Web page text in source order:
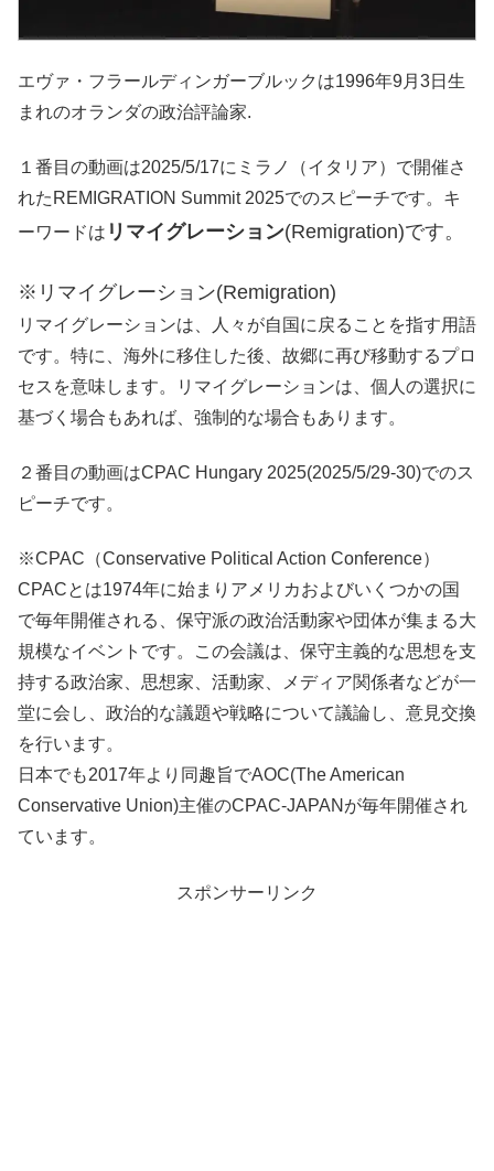
エヴァ・フラールディンガーブルックは1996年9月3日生
まれのオランダの政治評論家.
１番目の動画は2025/5/17にミラノ（イタリア）で開催さ
れたREMIGRATION Summit 2025でのスピーチです。キ
ーワードは リマイグレーション(Remigration)です。
※リマイグレーション(Remigration)
リマイグレーションは、人々が自国に戻ることを指す用語
です。特に、海外に移住した後、故郷に再び移動するプロ
セスを意味します。リマイグレーションは、個人の選択に
基づく場合もあれば、強制的な場合もあります。
２番目の動画はCPAC Hungary 2025(2025/5/29-30)でのス
ピーチです。
※CPAC（Conservative Political Action Conference）
CPACとは1974年に始まりアメリカおよびいくつかの国
で毎年開催される、保守派の政治活動家や団体が集まる大
規模なイベントです。この会議は、保守主義的な思想を支
持する政治家、思想家、活動家、メディア関係者などが一
堂に会し、政治的な議題や戦略について議論し、意見交換
を行います。
日本でも2017年より同趣旨でAOC(The American
Conservative Union)主催のCPAC-JAPANが毎年開催され
ています。
スポンサーリンク